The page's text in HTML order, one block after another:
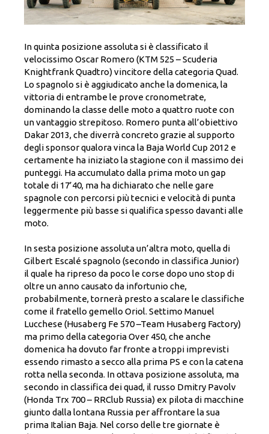
In quinta posizione assoluta si è classificato il
velocissimo Oscar Romero (KTM 525 – Scuderia
Knightfrank Quadtro) vincitore della categoria Quad.
Lo spagnolo si è aggiudicato anche la domenica, la
vittoria di entrambe le prove cronometrate,
dominando la classe delle moto a quattro ruote con
un vantaggio strepitoso. Romero punta all’obiettivo
Dakar 2013, che diverrà concreto grazie al supporto
degli sponsor qualora vinca la Baja World Cup 2012 e
certamente ha iniziato la stagione con il massimo dei
punteggi. Ha accumulato dalla prima moto un gap
totale di 17’40, ma ha dichiarato che nelle gare
spagnole con percorsi più tecnici e velocità di punta
leggermente più basse si qualifica spesso davanti alle
moto.
In sesta posizione assoluta un’altra moto, quella di
Gilbert Escalé spagnolo (secondo in classifica Junior)
il quale ha ripreso da poco le corse dopo uno stop di
oltre un anno causato da infortunio che,
probabilmente, tornerà presto a scalare le classifiche
come il fratello gemello Oriol. Settimo Manuel
Lucchese (Husaberg Fe 570 –Team Husaberg Factory)
ma primo della categoria Over 450, che anche
domenica ha dovuto far fronte a troppi imprevisti
essendo rimasto a secco alla prima PS e con la catena
rotta nella seconda. In ottava posizione assoluta, ma
secondo in classifica dei quad, il russo Dmitry Pavolv
(Honda Trx 700 – RRClub Russia) ex pilota di macchine
giunto dalla lontana Russia per affrontare la sua
prima Italian Baja. Nel corso delle tre giornate è